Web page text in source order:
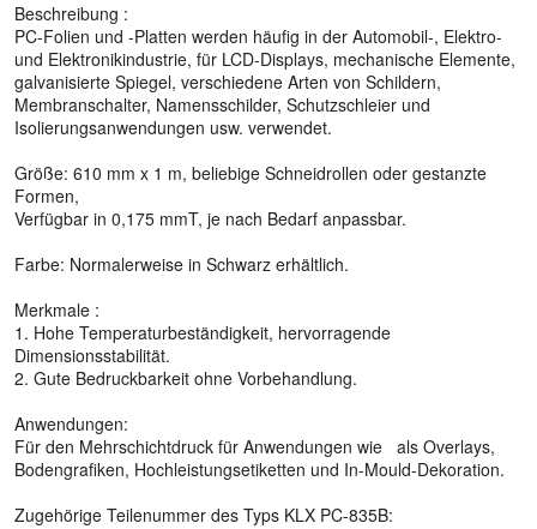
Beschreibung :
PC-Folien und -Platten werden häufig in der Automobil-, Elektro-
und Elektronikindustrie, für LCD-Displays, mechanische Elemente,
galvanisierte Spiegel, verschiedene Arten von Schildern,
Membranschalter, Namensschilder, Schutzschleier und
Isolierungsanwendungen usw. verwendet.
Größe: 610 mm x 1 m, beliebige Schneidrollen oder gestanzte
Formen,
Verfügbar in 0,175 mmT, je nach Bedarf anpassbar.
Farbe: Normalerweise in Schwarz erhältlich.
Merkmale :
1. Hohe Temperaturbeständigkeit, hervorragende
Dimensionsstabilität.
2. Gute Bedruckbarkeit ohne Vorbehandlung.
Anwendungen:
Für den Mehrschichtdruck für Anwendungen wie als Overlays,
Bodengrafiken, Hochleistungsetiketten und In-Mould-Dekoration.
Zugehörige Teilenummer des Typs KLX PC-835B: